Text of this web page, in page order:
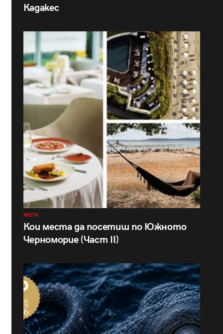
Кадакес
МЕСТА
Кои места да посетиш по Южното
Черноморие (Част II)